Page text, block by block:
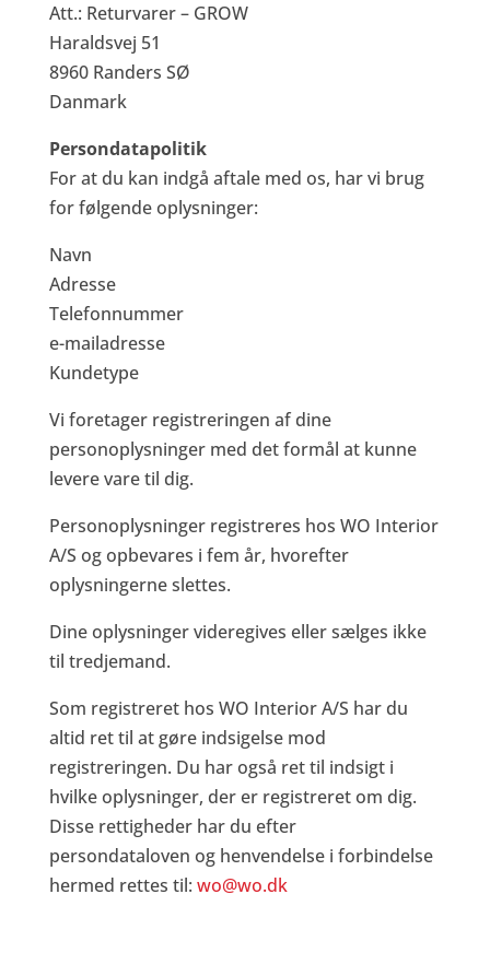
Att.: Returvarer – GROW
Haraldsvej 51
8960 Randers SØ
Danmark
Persondatapolitik
For at du kan indgå aftale med os, har vi brug
for følgende oplysninger:
Navn
Adresse
Telefonnummer
e-mailadresse
Kundetype
Vi foretager registreringen af dine
personoplysninger med det formål at kunne
levere vare til dig.
Personoplysninger registreres hos WO Interior
A/S og opbevares i fem år, hvorefter
oplysningerne slettes.
Dine oplysninger videregives eller sælges ikke
til tredjemand.
Som registreret hos WO Interior A/S har du
altid ret til at gøre indsigelse mod
registreringen. Du har også ret til indsigt i
hvilke oplysninger, der er registreret om dig.
Disse rettigheder har du efter
persondataloven og henvendelse i forbindelse
hermed rettes til: wo@wo.dk